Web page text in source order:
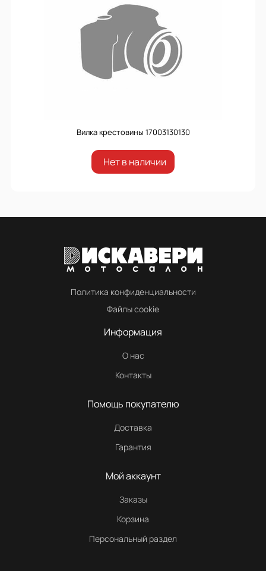
Вилка крестовины 17003130130
Нет в наличии
Политика конфиденциальности
Файлы cookie
Информация
О нас
Контакты
Помощь покупателю
Доставка
Гарантия
Мой аккаунт
Заказы
Корзина
Персональный раздел